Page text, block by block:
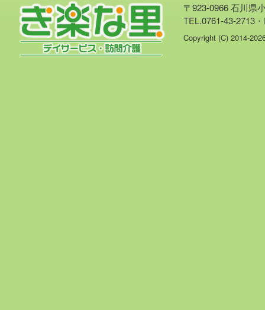
〒923-0966 石川県
TEL.0761-43-2713
Copyright (C) 2014-